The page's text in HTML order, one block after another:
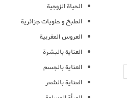
الحياة الزوجية
الطبخ و حلويات جزائرية
العروس المغربية
العناية بالبشرة
العناية بالجسم
العناية بالشعر